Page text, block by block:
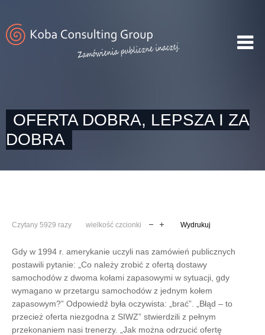
OFERTA DOBRA, LEPSZA I ZA
DOBRA
Czytany 5929 razy wielkość czcionki Wydrukuj
Gdy w 1994 r. amerykanie uczyli nas zamówień publicznych
postawili pytanie: „Co należy zrobić z ofertą dostawy
samochodów z dwoma kołami zapasowymi w sytuacji, gdy
wymagano w przetargu samochodów z jednym kołem
zapasowym?” Odpowiedź była oczywista: „brać”. „Błąd – to
przecież oferta niezgodna z SIWZ” stwierdzili z pełnym
przekonaniem nasi trenerzy. „Jak można odrzucić ofertę